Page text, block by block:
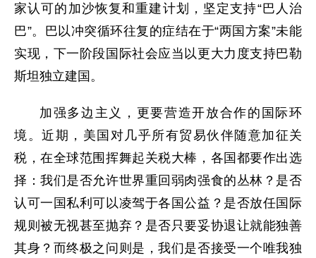
家认可的加沙恢复和重建计划，坚定支持“巴人治
巴”。巴以冲突循环往复的症结在于“两国方案”未能
实现，下一阶段国际社会应当以更大力度支持巴勒
斯坦独立建国。
加强多边主义，更要营造开放合作的国际环
境。近期，美国对几乎所有贸易伙伴随意加征关
税，在全球范围挥舞起关税大棒，各国都要作出选
择：我们是否允许世界重回弱肉强食的丛林？是否
认可一国私利可以凌驾于各国公益？是否放任国际
规则被无视甚至抛弃？是否只要妥协退让就能独善
其身？而终极之问则是，我们是否接受一个唯我独